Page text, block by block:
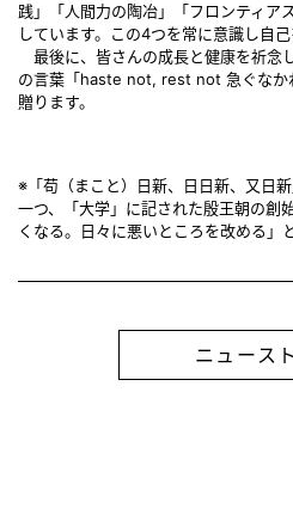
践」「人間力の陶冶」「フロンティア
しています。この4つを常に意識し自
最後に、皆さんの成長と健康を祈念
の言葉「haste not, rest not 急ぐなか
贈ります。
※「苟（まこと）日新、日日新、又日
一つ、「大学」に記された殷王朝の創
くなる。日々に悪いところを改める」
ニュース